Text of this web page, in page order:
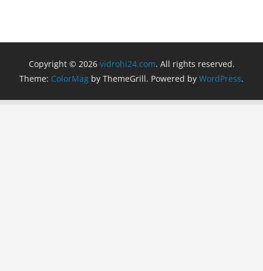
Copyright © 2026 vidrohi24.com. All rights reserved.
Theme: ColorMag by ThemeGrill. Powered by WordPress.